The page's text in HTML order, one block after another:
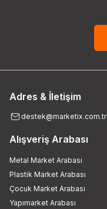
Adres & İletişim
destek@marketix.com.tr
Alışveriş Arabası
Metal Market Arabası
Plastik Market Arabası
Çocuk Market Arabası
Yapımarket Arabası